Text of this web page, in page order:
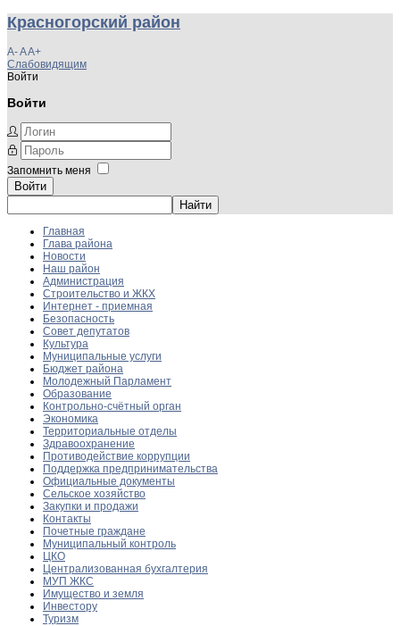
Красногорский район
A-AA+
Слабовидящим
Войти
Войти
Запомнить меня
Войти
Главная
Глава района
Новости
Наш район
Администрация
Строительство и ЖКХ
Интернет - приемная
Безопасность
Совет депутатов
Культура
Муниципальные услуги
Бюджет района
Молодежный Парламент
Образование
Контрольно-счётный орган
Экономика
Территориальные отделы
Здравоохранение
Противодействие коррупции
Поддержка предпринимательства
Официальные документы
Сельское хозяйство
Закупки и продажи
Контакты
Почетные граждане
Муниципальный контроль
ЦКО
Централизованная бухгалтерия
МУП ЖКС
Имущество и земля
Инвестору
Туризм